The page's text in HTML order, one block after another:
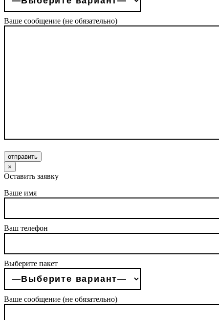
Ваше сообщение (не обязательно)
отправить
×
Оставить заявку
Ваше имя
Ваш телефон
Выберите пакет
Ваше сообщение (не обязательно)